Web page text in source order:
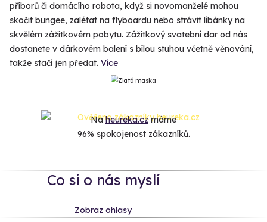
příborů či domácího robota, když si novomanželé mohou
skočit bungee, zalétat na flyboardu nebo strávit líbánky na
skvělém zážitkovém pobytu. Zážitkový svatební dar od nás
dostanete v dárkovém balení s bílou stuhou včetně věnování,
takže stačí jen předat. Více
Naheureka.czmáme
96% spokojenost zákazníků.
Co si o nás myslí
Zobraz ohlasy